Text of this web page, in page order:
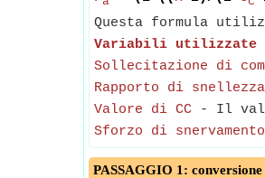
Questa formula
Variabili utilizzate
Sollecitazione di
Rapporto di snellezza
Valore di CC - Il
Sforzo di
PASSAGGIO 1: